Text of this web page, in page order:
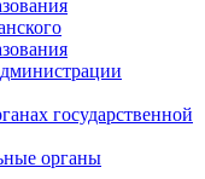
государственной
органы